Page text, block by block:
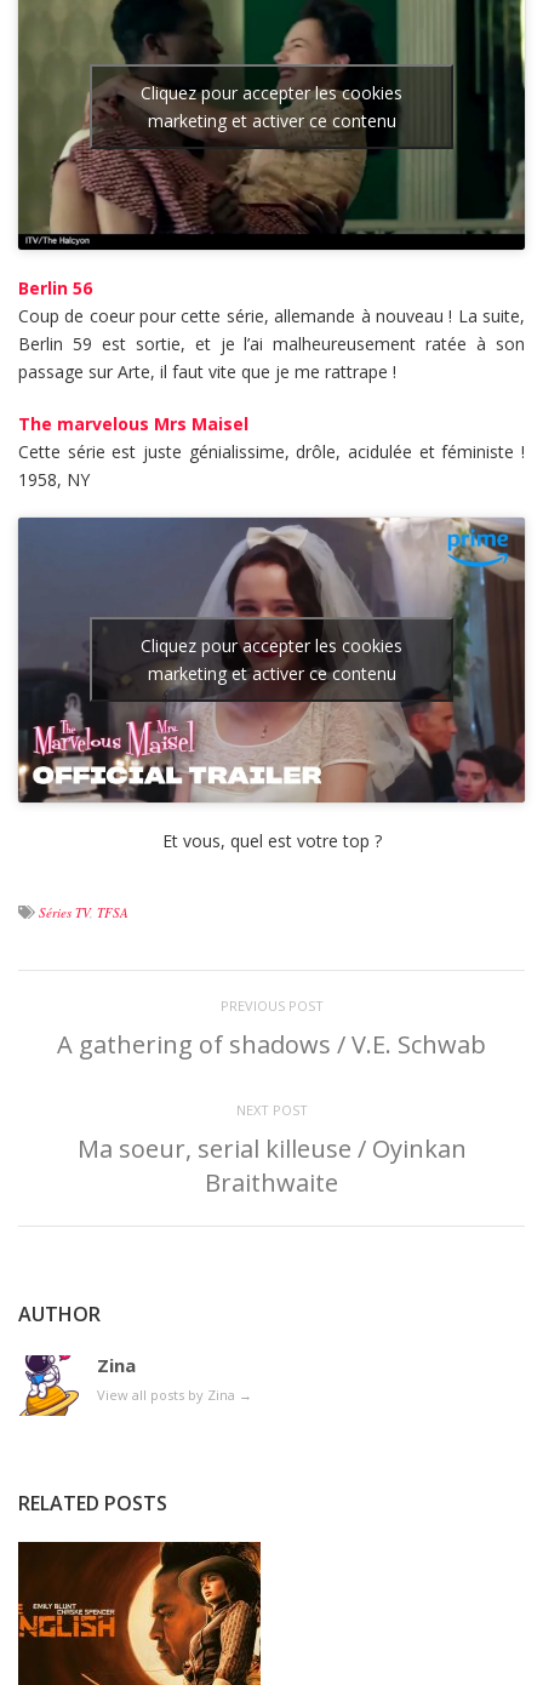
Cliquez pour accepter les cookies
marketing et activer ce contenu
Berlin 56
Coup de coeur pour cette série, allemande à nouveau ! La suite,
Berlin 59 est sortie, et je l’ai malheureusement ratée à son
passage sur Arte, il faut vite que je me rattrape !
The marvelous Mrs Maisel
Cette série est juste génialissime, drôle, acidulée et féministe !
1958, NY
Cliquez pour accepter les cookies
marketing et activer ce contenu
Et vous, quel est votre top ?
Séries TV, TFSA
PREVIOUS POST
A gathering of shadows / V.E. Schwab
NEXT POST
Ma soeur, serial killeuse / Oyinkan
Braithwaite
AUTHOR
Zina
View all posts by Zina →
RELATED POSTS